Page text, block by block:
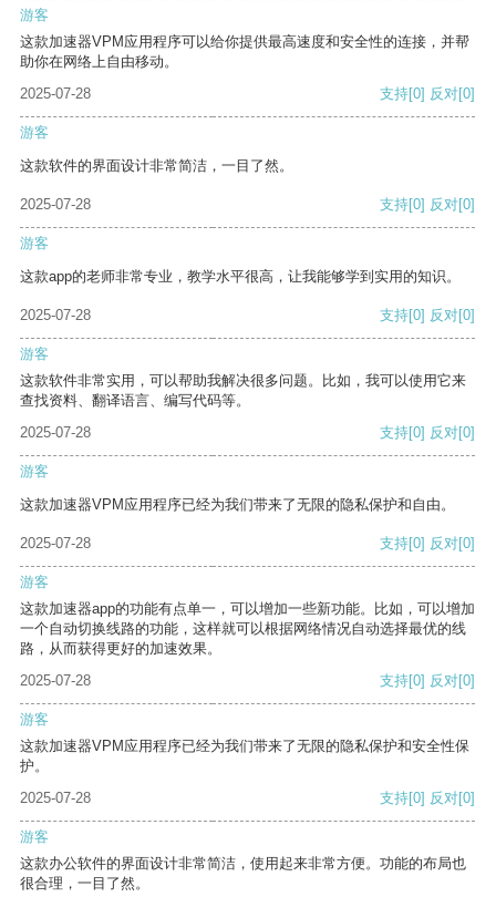
游客
这款加速器VPM应用程序可以给你提供最高速度和安全性的连接，并帮
助你在网络上自由移动。
2025-07-28
支持[0] 反对[0]
游客
这款软件的界面设计非常简洁，一目了然。
2025-07-28 支持[0] 反对[0]
游客
这款app的老师非常专业，教学水平很高，让我能够学到实用的知识。
2025-07-28 支持[0] 反对[0]
游客
这款软件非常实用，可以帮助我解决很多问题。比如，我可以使用它来
查找资料、翻译语言、编写代码等。
2025-07-28
支持[0] 反对[0]
游客
这款加速器VPM应用程序已经为我们带来了无限的隐私保护和自由。
2025-07-28 支持[0] 反对[0]
游客
这款加速器app的功能有点单一，可以增加一些新功能。比如，可以增加
一个自动切换线路的功能，这样就可以根据网络情况自动选择最优的线
路，从而获得更好的加速效果。
2025-07-28
支持[0] 反对[0]
游客
这款加速器VPM应用程序已经为我们带来了无限的隐私保护和安全性保
护。
2025-07-28
支持[0] 反对[0]
游客
这款办公软件的界面设计非常简洁，使用起来非常方便。功能的布局也
很合理，一目了然。